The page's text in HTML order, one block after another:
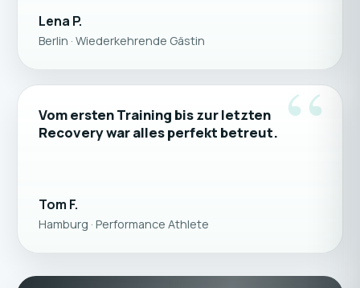
Lena P.
Berlin · Wiederkehrende Gästin
“
Vom ersten Training bis zur letzten
Recovery war alles perfekt betreut.
Tom F.
Hamburg · Performance Athlete